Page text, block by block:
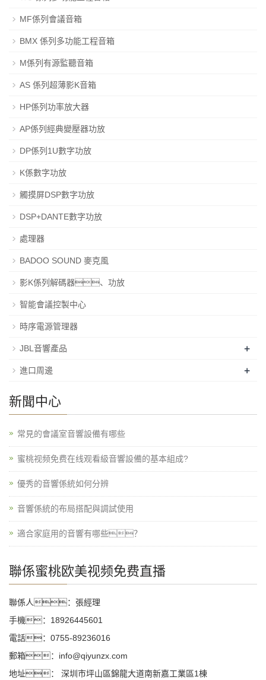
MF係列會議音箱
BMX 係列多功能工程音箱
M係列有源監聽音箱
AS 係列超薄影K音箱
HP係列功率放大器
AP係列經典變壓器功放
DP係列1U數字功放
K係數字功放
觸摸屏DSP數字功放
DSP+DANTE數字功放
處理器
BADOO SOUND 麥克風
影K係列解碼器、功放
智能會議控製中心
時序電源管理器
JBL音響產品 +
進口周邊 +
新聞中心
常見的會議室音響設備有哪些
蜜桃视频免费在线观看級音響設備的基本組成?
優秀的音響係統如何分辨
音響係統的布局搭配與調試使用
適合家庭用的音響有哪些？
聯係蜜桃欧美视频免费直播
聯係人：張經理
手機：18926445601
電話：0755-89236016
郵箱：info@qiyunzx.com
地址： 深圳市坪山區錦龍大道南新嘉工業區1棟